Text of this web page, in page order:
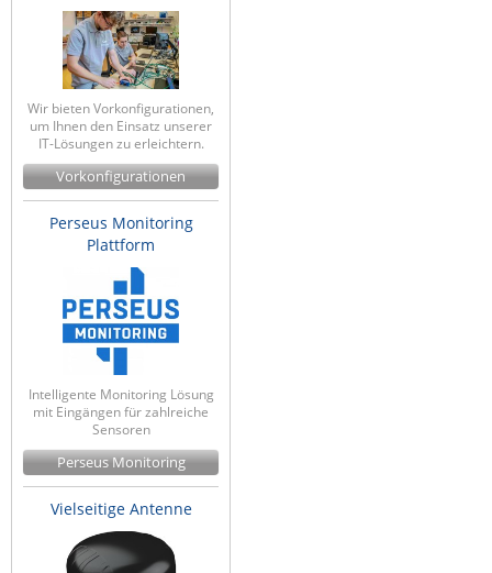
Wir bieten Vorkonfigurationen,
um Ihnen den Einsatz unserer
IT-Lösungen zu erleichtern.
Vorkonfigurationen
Perseus Monitoring
Plattform
Intelligente Monitoring Lösung
mit Eingängen für zahlreiche
Sensoren
Perseus Monitoring
Vielseitige Antenne